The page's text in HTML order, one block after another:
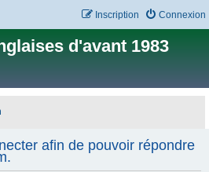
Connexion
Inscription
d'avant 1983
afin de pouvoir répondre